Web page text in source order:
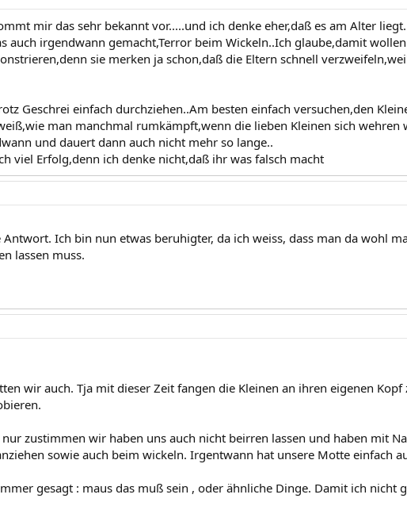
mir das sehr bekannt vor.....und ich denke eher,daß es am Alter
auch irgendwann gemacht,Terror beim Wickeln..Ich glaube,damit
sie merken ja schon,daß die Eltern schnell
Geschrei einfach durchziehen..Am besten einfach versuchen,den
man manchmal rumkämpft,wenn die lieben Kleinen sich wehren
und dauert dann auch nicht mehr so lange..
viel Erfolg,denn ich denke nicht,daß ihr was falsch macht
Antwort. Ich bin nun etwas beruhigter, da ich weiss, dass man da wohl
lassen muss.
wir auch. Tja mit dieser Zeit fangen die Kleinen an ihren eigenen
nur zustimmen wir haben uns auch nicht beirren lassen und haben mit
sowie auch beim wickeln. Irgentwann hat unsere Motte einfach
gesagt : maus das muß sein , oder ähnliche Dinge. Damit ich nicht